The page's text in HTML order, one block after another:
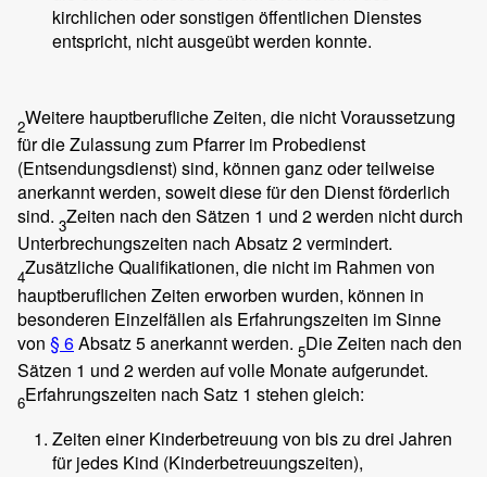
kirchlichen oder sonstigen öffentlichen Dienstes
entspricht, nicht ausgeübt werden konnte.
2Weitere hauptberufliche Zeiten, die nicht Voraussetzung
für die Zulassung zum Pfarrer im Probedienst
(Entsendungsdienst) sind, können ganz oder teilweise
anerkannt werden, soweit diese für den Dienst förderlich
sind. 3Zeiten nach den Sätzen 1 und 2 werden nicht durch
Unterbrechungszeiten nach Absatz 2 vermindert.
4Zusätzliche Qualifikationen, die nicht im Rahmen von
hauptberuflichen Zeiten erworben wurden, können in
besonderen Einzelfällen als Erfahrungszeiten im Sinne
von § 6Absatz 5 anerkannt werden. 5Die Zeiten nach den
Sätzen 1 und 2 werden auf volle Monate aufgerundet.
6Erfahrungszeiten nach Satz 1 stehen gleich:
Zeiten einer Kinderbetreuung von bis zu drei Jahren
für jedes Kind (Kinderbetreuungszeiten),